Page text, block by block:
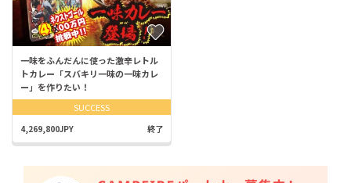
一味をふんだんに使った激辛レトル
トカレー「スバキリ一味の一味カレ
ー」を作りたい！
SUCCESS
4,269,800JPY 終了